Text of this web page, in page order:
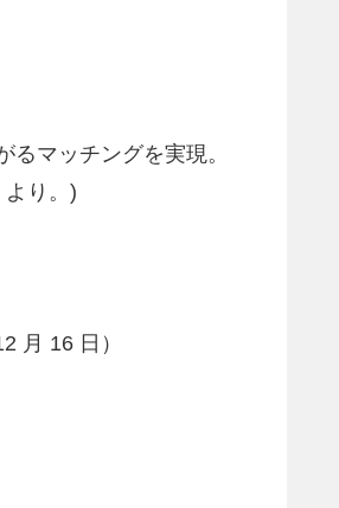
マッチングを実現。
り。)
月 16 日）